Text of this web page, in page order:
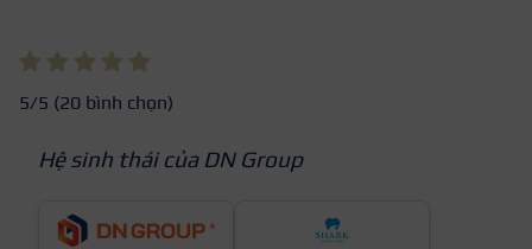
5/5 (20 bình chọn)
Hệ sinh thái của DN Group